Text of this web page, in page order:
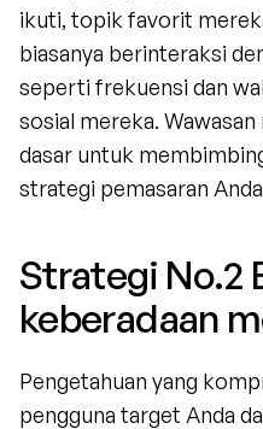
ikuti, topik favorit
biasanya berinteraksi
seperti frekuensi dan
sosial mereka.
dasar untuk
strategi pemasaran
Strategi No.2
keberadaan
Pengetahuan yang
pengguna target Anda